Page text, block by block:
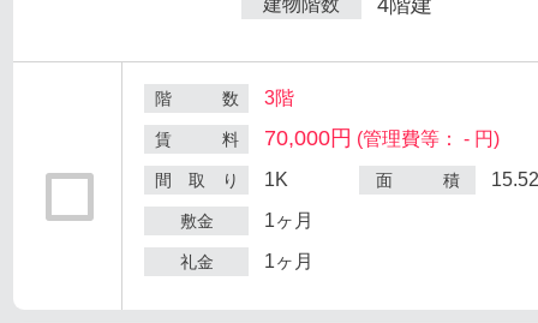
階 数 3階
賃 料 70,000円 (管理費等： - 円)
間 取 り 1K 面 積
敷金 1ヶ月
礼金 1ヶ月